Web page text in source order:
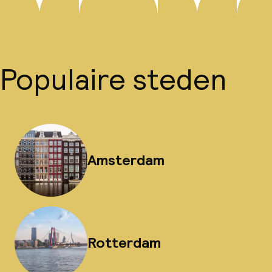
Populaire steden
Amsterdam
Rotterdam